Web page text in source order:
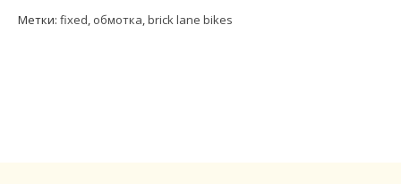
Метки: fixed, обмотка,brick lane bikes